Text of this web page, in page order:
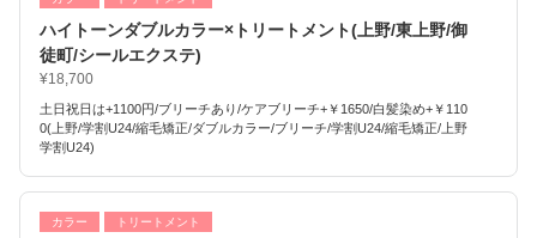
ハイトーンダブルカラー×トリートメント(上野/東上野/御
徒町/シールエクステ)
¥18,700
土日祝日は+1100円/ブリーチあり/ケアブリーチ+￥1650/白髪染め+￥110
0(上野/学割U24/縮毛矯正/ダブルカラー/ブリーチ/学割U24/縮毛矯正/上野
学割U24)
カラー トリートメント